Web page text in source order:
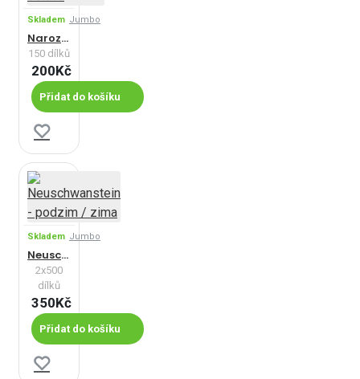
Skladem Jumbo
Narozeninová oslava
150 dílků
200Kč
Přidat do košíku
Skladem Jumbo
Neuschwanstein - podzim / zima
2x500
dílků
350Kč
Přidat do košíku